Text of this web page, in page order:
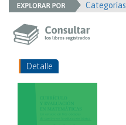
Categorías
Detalle